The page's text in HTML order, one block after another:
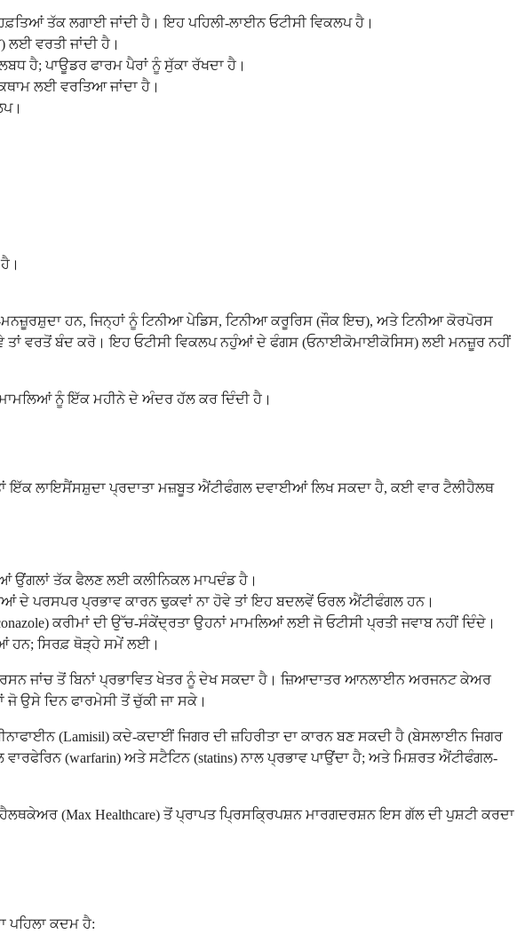
ਤੱਕ ਲਗਾਈ ਜਾਂਦੀ ਹੈ। ਇਹ ਪਹਿਲੀ-ਲਾਈਨ ਓਟੀਸੀ ਵਿਕਲਪ ਹੈ।
ਲਈ ਵਰਤੀ ਜਾਂਦੀ ਹੈ।
ਹੈ; ਪਾਊਡਰ ਫਾਰਮ ਪੈਰਾਂ ਨੂੰ ਸੁੱਕਾ ਰੱਖਦਾ ਹੈ।
ਲਈ ਵਰਤਿਆ ਜਾਂਦਾ ਹੈ।
ਹਨ, ਜਿਨ੍ਹਾਂ ਨੂੰ ਟਿਨੀਆ ਪੇਡਿਸ, ਟਿਨੀਆ ਕਰੂਰਿਸ (ਜੌਕ ਇਚ), ਅਤੇ ਟਿਨੀਆ ਕੋਰਪੋਰਸ
ਵਰਤੋਂ ਬੰਦ ਕਰੋ। ਇਹ ਓਟੀਸੀ ਵਿਕਲਪ ਨਹੁੰਆਂ ਦੇ ਫੰਗਸ (ਓਨਾਈਕੋਮਾਈਕੋਸਿਸ) ਲਈ ਮਨਜ਼ੂਰ ਨਹੀਂ
ਨੂੰ ਇੱਕ ਮਹੀਨੇ ਦੇ ਅੰਦਰ ਹੱਲ ਕਰ ਦਿੰਦੀ ਹੈ।
ਇੱਕ ਲਾਇਸੈਂਸਸ਼ੁਦਾ ਪ੍ਰਦਾਤਾ ਮਜ਼ਬੂਤ ਐਂਟੀਫੰਗਲ ਦਵਾਈਆਂ ਲਿਖ ਸਕਦਾ ਹੈ, ਕਈ ਵਾਰ ਟੈਲੀਹੈਲਥ
ਉਂਗਲਾਂ ਤੱਕ ਫੈਲਣ ਲਈ ਕਲੀਨਿਕਲ ਮਾਪਦੰਡ ਹੈ।
ਦੇ ਪਰਸਪਰ ਪ੍ਰਭਾਵ ਕਾਰਨ ਢੁਕਵਾਂ ਨਾ ਹੋਵੇ ਤਾਂ ਇਹ ਬਦਲਵੇਂ ਓਰਲ ਐਂਟੀਫੰਗਲ ਹਨ।
ਕਰੀਮਾਂ ਦੀ ਉੱਚ-ਸੰਕੇਂਦ੍ਰਤਾ ਉਹਨਾਂ ਮਾਮਲਿਆਂ ਲਈ ਜੋ ਓਟੀਸੀ ਪ੍ਰਤੀ ਜਵਾਬ ਨਹੀਂ ਦਿੰਦੇ।
ਹਨ; ਸਿਰਫ਼ ਥੋੜ੍ਹੇ ਸਮੇਂ ਲਈ।
ਜਾਂਚ ਤੋਂ ਬਿਨਾਂ ਪ੍ਰਭਾਵਿਤ ਖੇਤਰ ਨੂੰ ਦੇਖ ਸਕਦਾ ਹੈ। ਜ਼ਿਆਦਾਤਰ ਆਨਲਾਈਨ ਅਰਜਨਟ ਕੇਅਰ
ਜੋ ਉਸੇ ਦਿਨ ਫਾਰਮੇਸੀ ਤੋਂ ਚੁੱਕੀ ਜਾ ਸਕੇ।
(Lamisil) ਕਦੇ-ਕਦਾਈਂ ਜਿਗਰ ਦੀ ਜ਼ਹਿਰੀਤਾ ਦਾ ਕਾਰਨ ਬਣ ਸਕਦੀ ਹੈ (ਬੇਸਲਾਈਨ ਜਿਗਰ
(warfarin) ਅਤੇ ਸਟੈਟਿਨ (statins) ਨਾਲ ਪ੍ਰਭਾਵ ਪਾਉਂਦਾ ਹੈ; ਅਤੇ ਮਿਸ਼ਰਤ ਐਂਟੀਫੰਗਲ-
(Max Healthcare) ਤੋਂ ਪ੍ਰਾਪਤ ਪ੍ਰਿਸਕ੍ਰਿਪਸ਼ਨ ਮਾਰਗਦਰਸ਼ਨ ਇਸ ਗੱਲ ਦੀ ਪੁਸ਼ਟੀ ਕਰਦਾ
ਪਹਿਲਾ ਕਦਮ ਹੈ: